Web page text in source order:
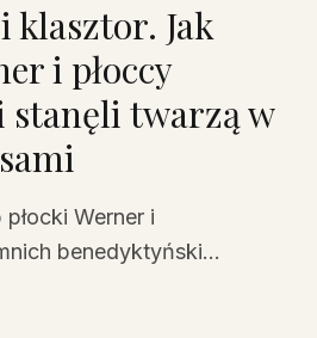
klasztor. Jak
i płoccy
stanęli twarzą w
Werner i
benedyktyński